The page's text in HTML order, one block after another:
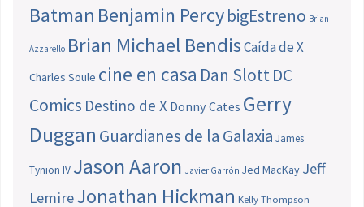
Batman Benjamin PercybigEstreno Brian
Azzarello Brian Michael BendisCaída de X
Charles Soule cine en casa Dan SlottDC
Comics Destino de X Donny Cates Gerry
Duggan Guardianes de la Galaxia James
Tynion IV Jason Aaron Javier Garrón Jed MacKay Jeff
LemireJonathan Hickman Kelly Thompson